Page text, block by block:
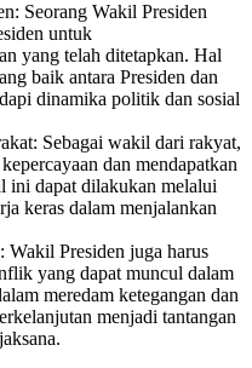
Seorang Wakil Presiden
untuk
yang telah ditetapkan. Hal
baik antara Presiden dan
dinamika politik dan sosial
Sebagai wakil dari rakyat,
dan mendapatkan
ini dapat dilakukan melalui
keras dalam menjalankan
Presiden juga harus
yang dapat muncul dalam
meredam ketegangan dan
menjadi tantangan